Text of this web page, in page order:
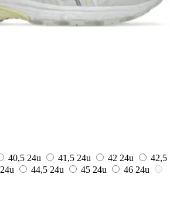
40,5 24u 41,5 24u 42 24u
42,5
24u 44,5 24u 45 24u 46 24u